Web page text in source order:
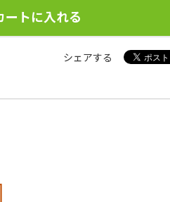
ートに入れる
シェアする